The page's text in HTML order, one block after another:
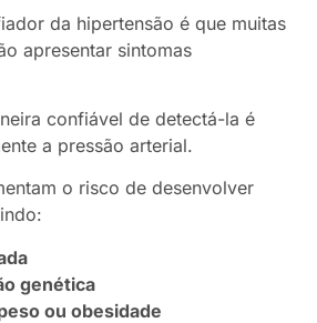
da hipertensão é que muitas
apresentar sintomas
confiável de detectá-la é
a pressão arterial.
o risco de desenvolver
genética
ou obesidade